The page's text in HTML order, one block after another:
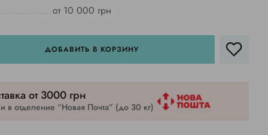
от 10 000 грн
ДОБАВИТЬ В КОРЗИНУ
от 3000 грн
в отделение “Новая Почта” (до 30 кг)